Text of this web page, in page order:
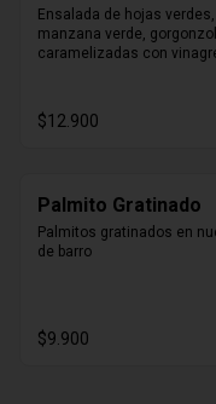
Ensalada de hojas
manzana verde,
caramelizadas con
$12.900
Palmito Gratinado
Palmitos gratinados en
de barro
$9.900